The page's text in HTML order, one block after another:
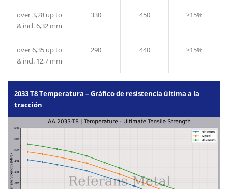
over 3,28 up to
& incl. 6,32 mm
330 450 ≥15%
over 6,35 up to
& incl. 12,7 mm
290 440 ≥15%
2033 T8 Temperatura – Gráfico de resistencia última a la
tracción